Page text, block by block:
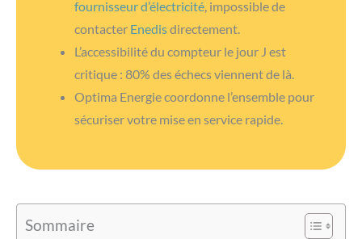
fournisseur d’électricité, impossible de
contacter Enedisdirectement.
L’accessibilité du compteur le jour J est
critique : 80% des échecs viennent de là.
Optima Energie coordonne l’ensemble pour
sécuriser votre mise en service rapide.
Sommaire